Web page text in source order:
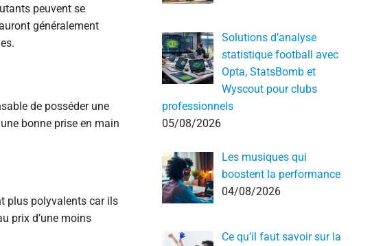
peuvent se
généralement
de posséder une
bonne prise en main
plus polyvalents car ils
prix d’une moins
Solutions d’analyse
statistique football avec
Opta, StatsBomb et
Wyscout pour clubs
professionnels
05/08/2026
Les musiques qui
boostent la performance
04/08/2026
Ce qu’il faut savoir sur la